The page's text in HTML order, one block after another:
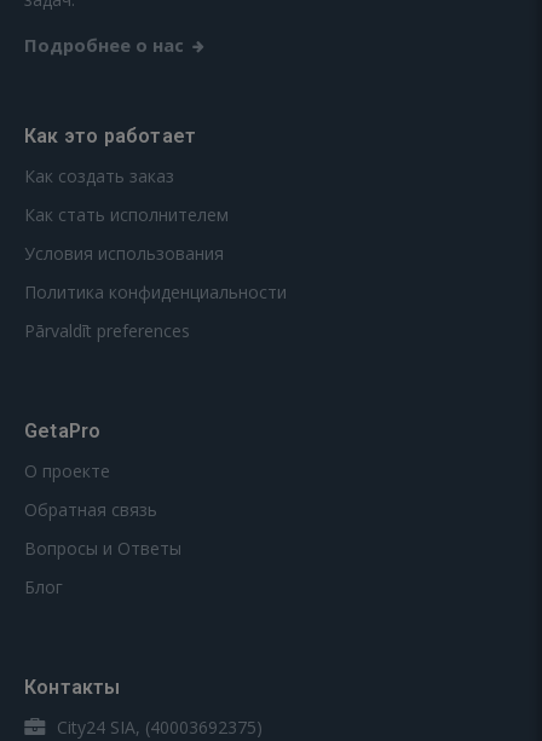
Подробнее о нас
Как это работает
Как создать заказ
Как стать исполнителем
Условия использования
Политика конфиденциальности
Pārvaldīt preferences
GetaPro
О проекте
Обратная связь
Вопросы и Ответы
Блог
Контакты
City24 SIA, (40003692375)